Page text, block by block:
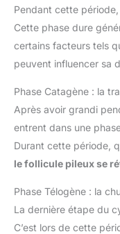
Pendant cette période,
Cette phase dure
certains facteurs tels
peuvent influencer sa
Phase Catagène : la
Après avoir grandi
entrent dans une
Durant cette période,
le follicule pileux se
Phase Télogène : la
La dernière étape du
C’est lors de cette